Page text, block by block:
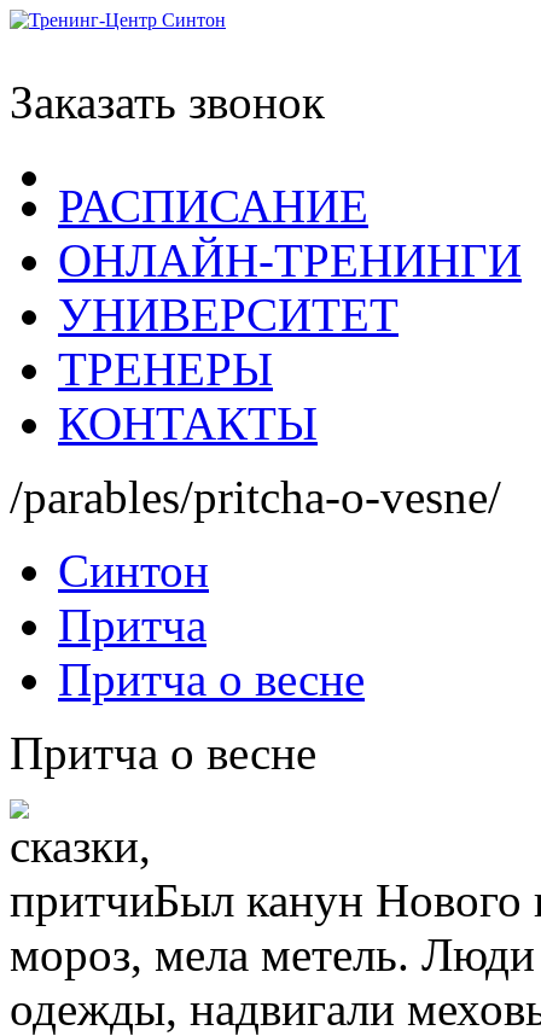
Заказать звонок
РАСПИСАНИЕ
ОНЛАЙН-ТРЕНИНГИ
УНИВЕРСИТЕТ
ТРЕНЕРЫ
КОНТАКТЫ
/parables/pritcha-o-vesne/
Синтон
Притча
Притча о весне
Притча о весне
Был канун Нового
мороз, мела метель. Люди
одежды, надвигали